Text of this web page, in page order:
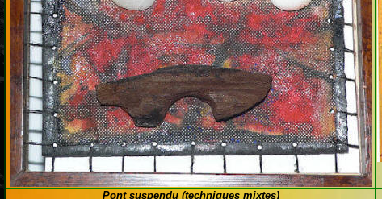
Pont suspendu (techniques mixtes)